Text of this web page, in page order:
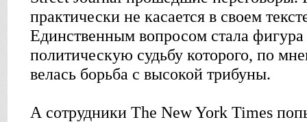
практически не касается в своем
Единственным вопросом стала
политическую судьбу которого, по
велась борьба с высокой трибуны.
А сотрудники The New York Times